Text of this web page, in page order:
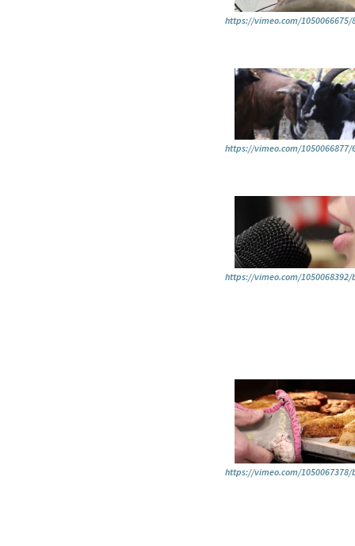
https://vimeo.com/1050066675/
https://vimeo.com/1050066877/
https://vimeo.com/
https://vimeo.com/1050067378/